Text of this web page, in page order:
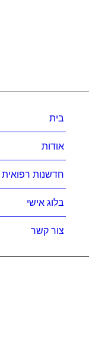
בית
אודות
חדשנות רפואית
בלוג אישי
צור קשר